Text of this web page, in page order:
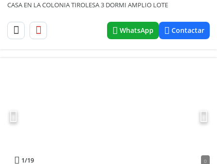
CASA EN LA COLONIA TIROLESA 3 DORMI AMPLIO LOTE
WhatsApp Contactar
1/19 0